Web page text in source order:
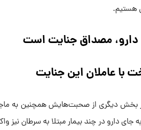
هستیم.
دارو، مصداق جنایت است
با عاملان این جنایت
دیگری از صحبت‌هایش همچنین به
جای دارو در چند بیمار مبتلا به سرطان